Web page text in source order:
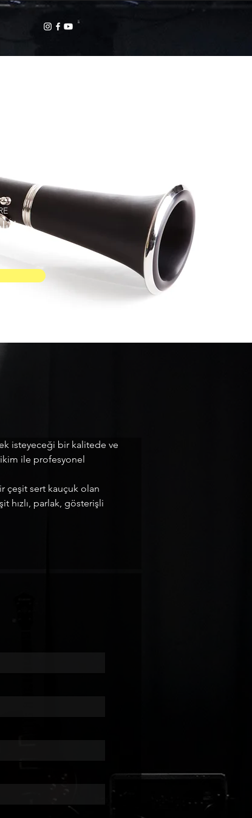
isteyeceği bir kalitede ve
ile profesyonel
çeşit sert kauçuk olan
hızlı, parlak, gösterişli